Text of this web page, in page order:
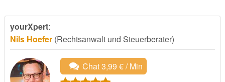
yourXpert:
Nils Hoefer(Rechtsanwalt und Steuerberater)
Chat 3,99 € / Min